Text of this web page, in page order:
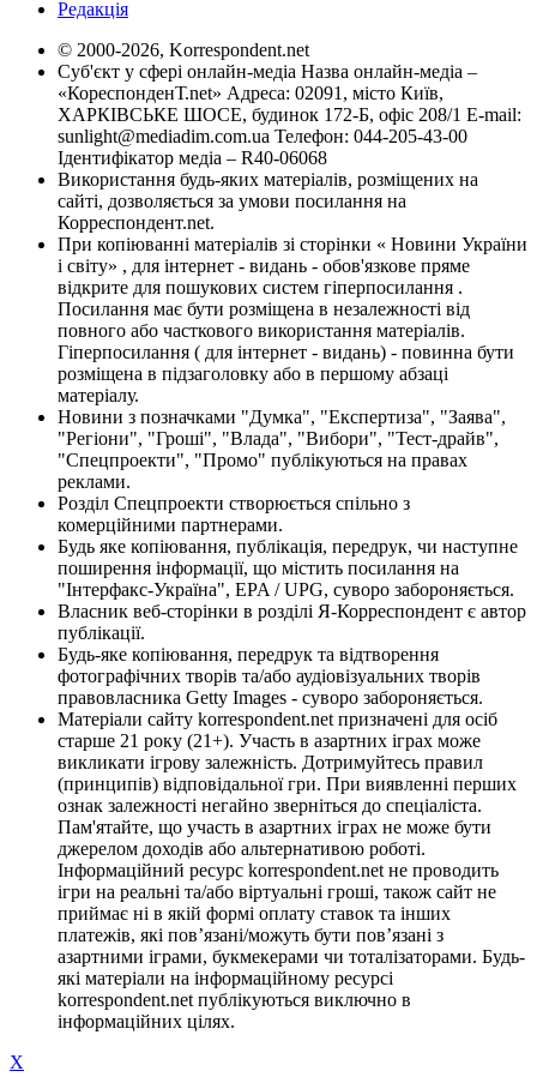
Редакція
© 2000-2026, Korrespondent.net
Суб'єкт у сфері онлайн-медіа Назва онлайн-медіа –
«КореспонденТ.net» Адреса: 02091, місто Київ,
ХАРКІВСЬКЕ ШОСЕ, будинок 172-Б, офіс 208/1 E-mail:
sunlight@mediadim.com.ua Телефон: 044-205-43-00
Ідентифікатор медіа – R40-06068
Використання будь-яких матеріалів, розміщених на
сайті, дозволяється за умови посилання на
Корреспондент.net.
При копіюванні матеріалів зі сторінки « Новини України
і світу» , для інтернет - видань - обов'язкове пряме
відкрите для пошукових систем гіперпосилання .
Посилання має бути розміщена в незалежності від
повного або часткового використання матеріалів.
Гіперпосилання ( для інтернет - видань) - повинна бути
розміщена в підзаголовку або в першому абзаці
матеріалу.
Новини з позначками "Думка", "Експертиза", "Заява",
"Регіони", "Гроші", "Влада", "Вибори", "Тест-драйв",
"Спецпроекти", "Промо" публікуються на правах
реклами.
Розділ Спецпроекти створюється спільно з
комерційними партнерами.
Будь яке копіювання, публікація, передрук, чи наступне
поширення інформації, що містить посилання на
"Інтерфакс-Україна", EPA / UPG, суворо забороняється.
Власник веб-сторінки в розділі Я-Корреспондент є автор
публікації.
Будь-яке копіювання, передрук та відтворення
фотографічних творів та/або аудіовізуальних творів
правовласника Getty Images - суворо забороняється.
Матеріали сайту korrespondent.net призначені для осіб
старше 21 року (21+). Участь в азартних іграх може
викликати ігрову залежність. Дотримуйтесь правил
(принципів) відповідальної гри. При виявленні перших
ознак залежності негайно зверніться до спеціаліста.
Пам'ятайте, що участь в азартних іграх не може бути
джерелом доходів або альтернативою роботі.
Інформаційний ресурс korrespondent.net не проводить
ігри на реальні та/або віртуальні гроші, також сайт не
приймає ні в якій формі оплату ставок та інших
платежів, які пов’язані/можуть бути пов’язані з
азартними іграми, букмекерами чи тоталізаторами. Будь-
які матеріали на інформаційному ресурсі
korrespondent.net публікуються виключно в
інформаційних цілях.
X